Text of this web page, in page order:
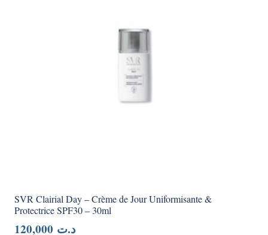
SVR Clairial Day – Crème de Jour Uniformisante &
Protectrice SPF30 – 30ml
د.ت